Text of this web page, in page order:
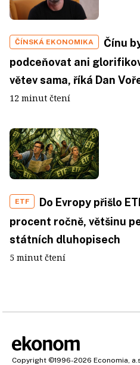
ČÍNSKÁ EKONOMIKA
Čínu
podceňovat ani
větev sama, říká Dan
12 minut čtení
ETF
Do Evropy přišlo
procent ročně, většinu
státních dluhopisech
5 minut čtení
Copyright ©1996-2026 Economia,